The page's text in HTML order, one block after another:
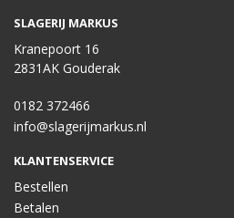
SLAGERIJ MARKUS
Kranepoort 16
2831AK Gouderak
0182 372466
info@slagerijmarkus.nl
KLANTENSERVICE
Bestellen
Betalen